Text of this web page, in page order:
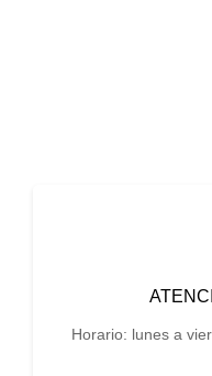
Horario: lunes a